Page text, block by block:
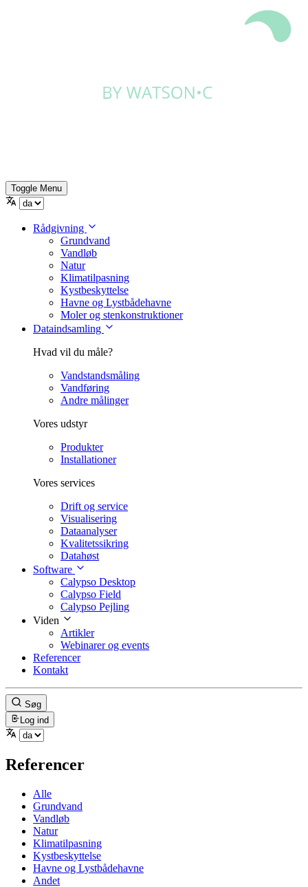
Toggle Menu
Rådgivning
Grundvand
Vandløb
Natur
Klimatilpasning
Kystbeskyttelse
Havne og Lystbådehavne
Moler og stenkonstruktioner
Dataindsamling
Hvad vil du måle?
Vandstandsmåling
Vandføring
Andre målinger
Vores udstyr
Produkter
Installationer
Vores services
Drift og service
Visualisering
Dataanalyser
Kvalitetssikring
Datahøst
Software
Calypso Desktop
Calypso Field
Calypso Pejling
Viden
Artikler
Webinarer og events
Referencer
Kontakt
Søg
Log ind
Referencer
Alle
Grundvand
Vandløb
Natur
Klimatilpasning
Kystbeskyttelse
Havne og Lystbådehavne
Andet